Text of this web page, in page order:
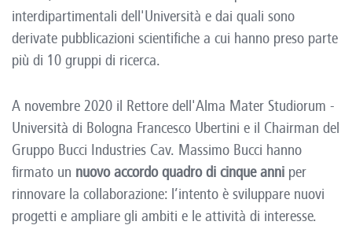
interdipartimentali dell'Università e dai quali sono
derivate pubblicazioni scientifiche a cui hanno preso parte
più di 10 gruppi di ricerca.
A novembre 2020 il Rettore dell'Alma Mater Studiorum -
Università di Bologna Francesco Ubertini e il Chairman del
Gruppo Bucci Industries Cav. Massimo Bucci hanno
firmato un nuovo accordo quadro di cinque anni per
rinnovare la collaborazione: l’intento è sviluppare nuovi
progetti e ampliare gli ambiti e le attività di interesse.